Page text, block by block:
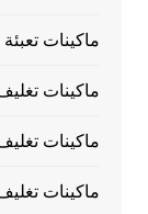
ماكينات
ماكينات
ماكينات
ماكينات